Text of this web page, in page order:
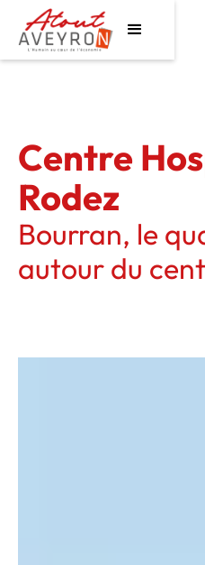
Centre
Rodez
Bourran, le
autour du